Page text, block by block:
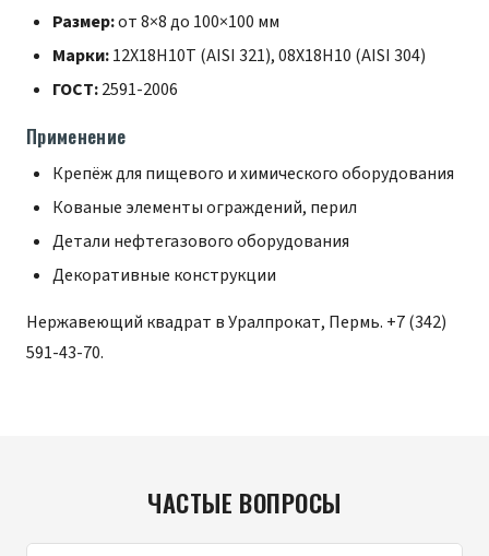
Размер:от 8×8 до 100×100 мм
Марки:12Х18Н10Т (AISI 321), 08Х18Н10 (AISI 304)
ГОСТ:2591-2006
Применение
Крепёж для пищевого и химического оборудования
Кованые элементы ограждений, перил
Детали нефтегазового оборудования
Декоративные конструкции
Нержавеющий квадрат в Уралпрокат, Пермь. +7 (342)
591-43-70.
ЧАСТЫЕ ВОПРОСЫ